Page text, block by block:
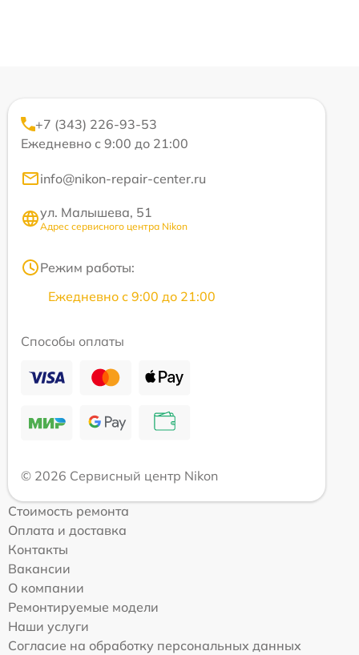
+7 (343) 226-93-53
Ежедневно с 9:00 до 21:00
info@nikon-repair-center.ru
ул. Малышева, 51
Адрес сервисного центра Nikon
Режим работы:
Ежедневно с 9:00 до 21:00
Способы оплаты
© 2026 Сервисный центр Nikon
Стоимость ремонта
Оплата и доставка
Контакты
Вакансии
О компании
Ремонтируемые модели
Наши услуги
Согласие на обработку персональных данных